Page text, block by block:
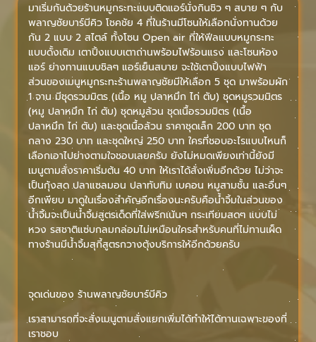
มาเริ่มกันด้วยร้านหมูกระทะแบบติดแอร์นั่งกินชิว ๆ สบาย ๆ กับ
พลาญชัยบาร์บีคิว โชคชัย 4 ที่ในร้านมีโซนให้เลือกนั่งทานด้วย
กัน 2 แบบ 2 สไตล์ ทั้งโซน Open air ที่ให้ฟีลแบบหมูกระทะ
แบบดั้งเดิม เตาปิ้งแบบเตาถ่านพร้อมไฟร้อนแรง และโซนห้อง
แอร์ ย่างทานแบบชิลๆ แอร์เย็นสบาย จะใช้เตาปิ้งแบบไฟฟ้า
ส่วนของเมนูหมูกระทะร้านพลาญชัยมีให้เลือก 5 ชุด มาพร้อมผัก
1 จาน มีชุดรวมมิตร (เนื้อ หมู ปลาหมึก ไก่ ตับ) ชุดหมูรวมมิตร
(หมู ปลาหมึก ไก่ ตับ) ชุดหมูล้วน ชุดเนื้อรวมมิตร (เนื้อ
ปลาหมึก ไก่ ตับ) และชุดเนื้อล้วน ราคาชุดเล็ก 200 บาท ชุด
กลาง 230 บาท และชุดใหญ่ 250 บาท ใครที่ชอบอะไรแบบไหนก็
เลือกเอาไปย่างตามใจชอบเลยครับ ยังไม่หมดเพียงเท่านี้ยังมี
เมนูตามสั่งราคาเริ่มต้น 40 บาท ให้เราได้สั่งเพิ่มอีกด้วย ไม่ว่าจะ
เป็นกุ้งสด ปลาแซลมอน ปลาทับทิม เบคอน หมูสามชั้น และอื่นๆ
อีกเพียบ มาดูในเรื่องสำคัญอีกเรื่องนะครับคือน้ำจิ้มในส่วนของ
น้ำจิ้มจะเป็นน้ำจิ้มสูตรเด็ดที่ใส่พริกเน้นๆ กระเทียมสดๆ แบบไม่
หวง รสชาติแซ่บกลมกล่อมไม่เหมือนใครสำหรับคนที่ไม่ทานเผ็ด
ทางร้านมีน้ำจิ้มสุกี้สูตรกวางตุ้งบริการให้อีกด้วยครับ
จุดเด่นของ ร้านพลาญชัยบาร์บีคิว
เราสามารถที่จะสั่งเมนูตามสั่งแยกเพิ่มได้ทำให้ได้ทานเฉพาะของที่
เราชอบ